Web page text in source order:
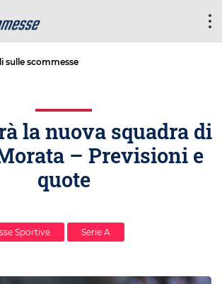
sulle scommesse
la nuova squadra di
– Previsioni e
quote
Sportive Serie A